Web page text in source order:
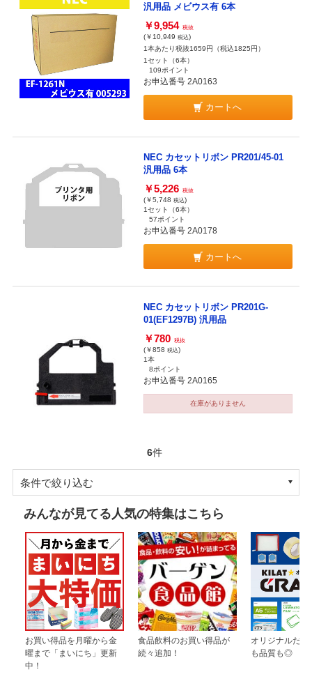
汎用品 メビウス有 6本
￥9,954 税抜
(￥10,949 税込)
1本あたり税抜1659円（税込1825円）
1セット（6本）
109ポイント
お申込番号 2A0163
カートへ
NEC カセットリボン PR201/45-01
汎用品 6本
￥5,226 税抜
(￥5,748 税込)
1セット（6本）
57ポイント
お申込番号 2A0178
カートへ
NEC カセットリボン PR201G-
01(EF1297B) 汎用品
￥780 税抜
(￥858 税込)
1本
8ポイント
お申込番号 2A0165
在庫がありません
6件
条件で絞り込む
みんなが見てる人気の特集はこちら
お買い得品を月曜から金
曜まで「まいにち」更新
中！
食品飲料のお買い得品が
続々追加！
オリジナルだか
も品質も◎